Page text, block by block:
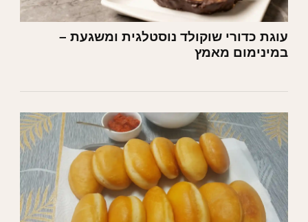
עוגת כדורי שוקולד נוסטלגית ומשגעת –
במינימום מאמץ